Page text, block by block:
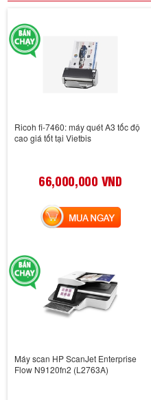
Ricoh fi-7460: máy quét A3 tốc độ
cao giá tốt tại Vietbis
66,000,000 VND
MUA NGAY
Máy scan HP ScanJet Enterprise
Flow N9120fn2 (L2763A)